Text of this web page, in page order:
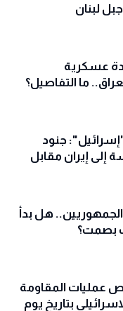
لبنان
عسكرية
ما التفاصيل؟
جنود
إلى إيران مقابل
هل بدأ
بصمت؟
عمليات المقاومة
بتاريخ يوم